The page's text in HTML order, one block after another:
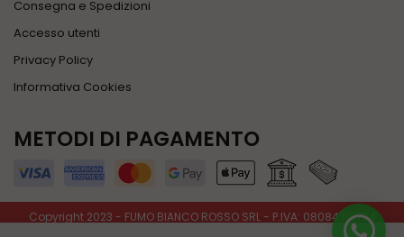
Consegna e Spedizioni
Accesso utenti
Privacy Policy
Informativa Cookies
METODI DI PAGAMENTO
Copyright 2023 - FUMO BIANCO ROSSO SRL - P.IVA: 08084310724